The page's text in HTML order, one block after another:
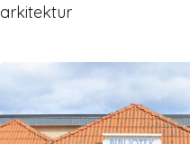
arkitektur